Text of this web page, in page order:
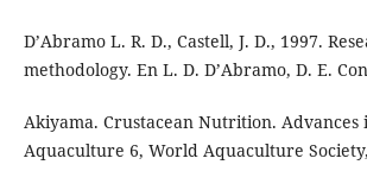
D’Abramo L. R. D., Castell, J. D., 1997.
methodology. En L. D. D’Abramo, D. E.
Akiyama. Crustacean Nutrition. Advances
Aquaculture 6, World Aquaculture Society,